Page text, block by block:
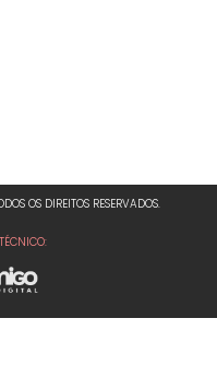
OS DIREITOS RESERVADOS.